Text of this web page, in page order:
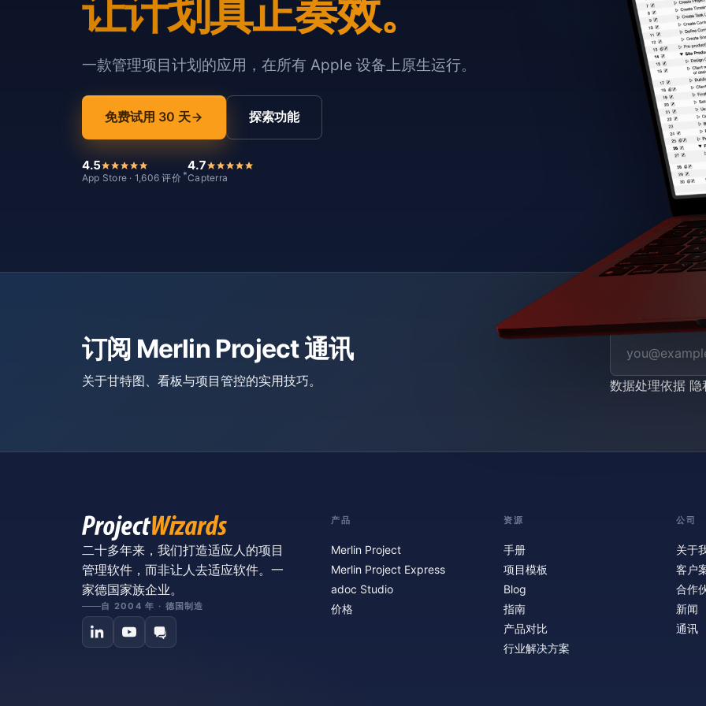
让计划真正奏效。
一款管理项目计划的应用，在所有 Apple 设备上原生运行。
免费试用 30 天 探索功能
4.5
App Store · 1,606 评价 *
4.7
Capterra
订阅 Merlin Project 通讯
关于甘特图、看板与项目管控的实用技巧。 数据处理依据 隐
二十多年来，我们打造适应人的项目
管理软件，而非让人去适应软件。一
家德国家族企业。
自 2004 年 · 德国制造
产品
Merlin Project
Merlin Project Express
adoc Studio
价格
资源
手册
项目模板
Blog
指南
产品对比
行业解决方案
公司
关于
客户
合作
新闻
通讯